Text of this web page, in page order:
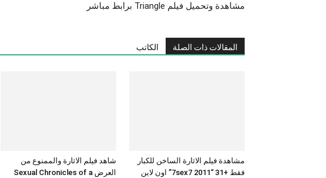
مشاهدة وتحميل فيلم Triangle برابط مباشر
المقالات ذات الصلة الكاتب
شاهد فيلم الاثارة والممنوع من
العرض Sexual Chronicles of a
مشاهدة فيلم الاثارة الساخن للكبار
فقط +31 “7sex7 2011” اون لاين